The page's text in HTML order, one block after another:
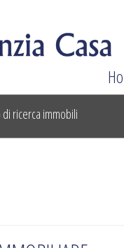
ricerca immobili